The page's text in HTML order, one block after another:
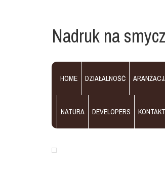
Nadruk na
HOME DZIAŁALNOŚĆ
NATURA DEVELOPERS KONTAKT